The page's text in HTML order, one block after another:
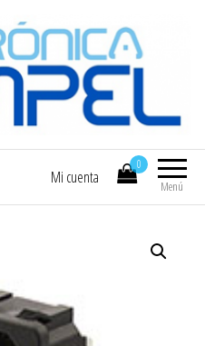
Electrónica COMPEL
Menú
0
Mi cuenta